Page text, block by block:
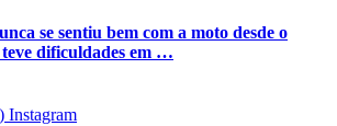
se sentiu bem com a moto desde o
dificuldades em …
Instagram